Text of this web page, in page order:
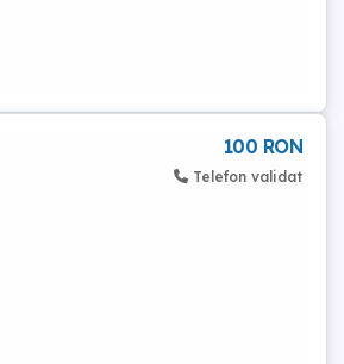
100 RON
Telefon validat